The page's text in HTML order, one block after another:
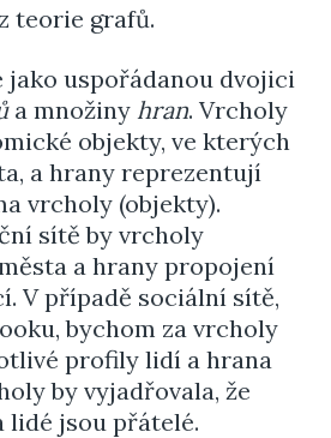
teorie grafů.
jako uspořádanou dvojici
a množiny hran. Vrcholy
objekty, ve kterých
a hrany reprezentují
vrcholy (objekty).
sítě by vrcholy
a hrany propojení
V případě sociální sítě,
bychom za vrcholy
profily lidí a hrana
by vyjadřovala, že
lidé jsou přátelé.